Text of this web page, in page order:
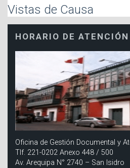
Vistas de Causa
HORARIO DE
Oficina de Gestión Documental y
Tlf. 221-0202 Anexo 448 / 500
Av. Arequipa N° 2740 – San Isidro